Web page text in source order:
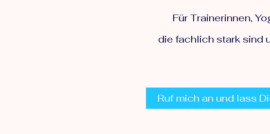
Für Trainerinnen,
die fachlich stark sind
Ruf mich an und lass